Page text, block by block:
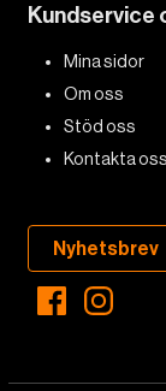
Kundservice
Mina sidor
Om oss
Stöd oss
Kontakta oss
Nyhetsbrev